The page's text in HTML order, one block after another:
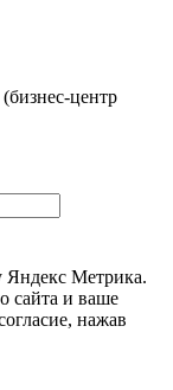
центр
Метрика.
сайта и ваше
нажав